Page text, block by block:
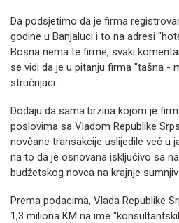
Da podsjetimo da je firma
godine u Banjaluci i to na adresi
Bosna nema te firme, svaki
se vidi da je u pitanju firma "tašna -
stručnjaci.
Dodaju da sama brzina kojom je
poslovima sa Vladom Republike
novčane transakcije uslijedile već u
na to da je osnovana isključivo sa
budžetskog novca na krajnje
Prema podacima, Vlada Republike
1,3 miliona KM na ime